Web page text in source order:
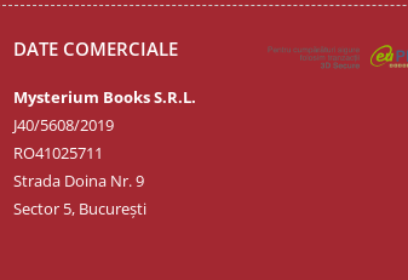
DATE COMERCIALE
Mysterium Books S.R.L.
J40/5608/2019
RO41025711
Strada Doina Nr. 9
Sector 5, București